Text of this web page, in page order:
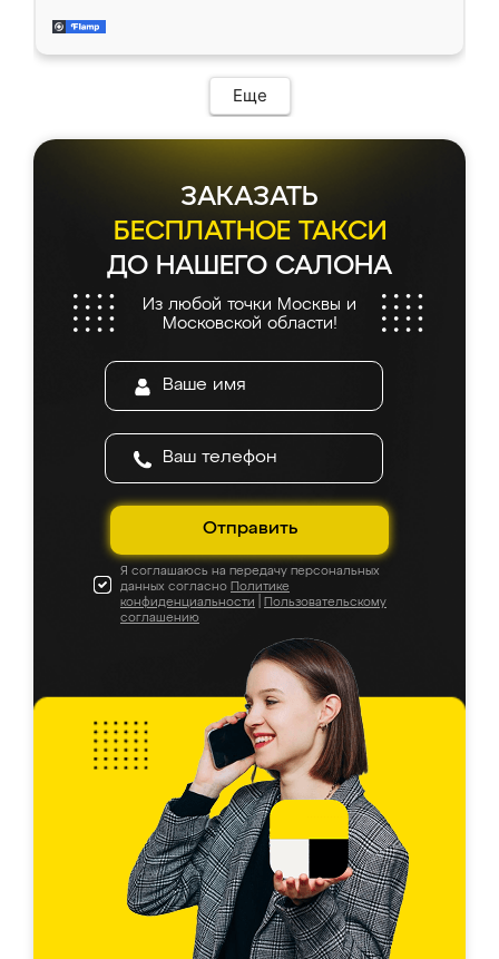
и снял размеры. Изготовили в срок, с
мебель сразу встала на свое место без
каких-либо доработок. Качеством осталась
довольна, все выглядит так, как и ожидала.
Еще
ЗАКАЗАТЬ
БЕСПЛАТНОЕ ТАКСИ
ДО НАШЕГО САЛОНА
Из любой точки Москвы и
Московской области!
Отправить
Я соглашаюсь на передачу персональных
данных согласно Политике
конфиденциальности
Пользовательскому
соглашению